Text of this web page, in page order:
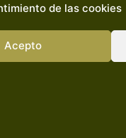
de las cookies
Acepto